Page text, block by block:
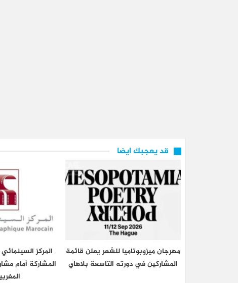
قد يعجبك ايضا
مهرجان ميزوبوتاميا للشعر يعلن قائمة
المشاركين في دورته التاسعة بلاهاي
المركز
المشاركة أمام